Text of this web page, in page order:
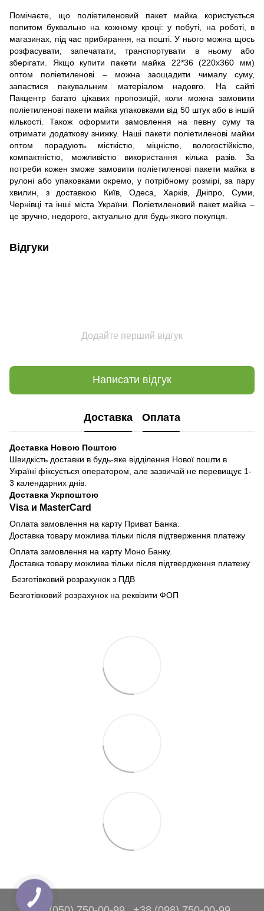
Помічаєте, що поліетиленовий пакет майка користується
попитом буквально на кожному кроці: у побуті, на роботі, в
магазинах, під час прибирання, на пошті. У нього можна щось
розфасувати, запечатати, транспортувати в ньому або
зберігати. Якщо купити пакети майка 22*36 (220х360 мм)
оптом поліетиленові – можна заощадити чималу суму,
запастися пакувальним матеріалом надовго. На сайті
Пакцентр багато цікавих пропозицій, коли можна замовити
поліетиленові пакети майка упаковками від 50 штук або в іншій
кількості. Також оформити замовлення на певну суму та
отримати додаткову знижку. Наші пакети поліетиленові майки
оптом порадують місткістю, міцністю, вологостійкістю,
компактністю, можливістю використання кілька разів. За
потреби кожен зможе замовити поліетиленові пакети майка в
рулоні або упаковками окремо, у потрібному розмірі, за пару
хвилин, з доставкою Київ, Одеса, Харків, Дніпро, Суми,
Чернівці та інші міста України. Поліетиленовий пакет майка –
це зручно, недорого, актуально для будь-якого покупця.
Відгуки
Додайте перший відгук
Написати відгук
Доставка Оплата
Доставка Новою Поштою
Швидкість доставки в будь-яке відділення Нової пошти в
Україні фіксується оператором, але зазвичай не перевищує 1-
3 календарних днів.
Доставка Укрпоштою
Visa и MasterCard
Оплата замовлення на карту Приват Банка.
Доставка товару можлива тільки після підтверження платежу
Оплата замовлення на карту Моно Банку.
Доставка товару можлива тільки після підтвердження платежу
Безготівковий розрахунок з ПДВ
Безготівковий розрахунок на реквізити ФОП